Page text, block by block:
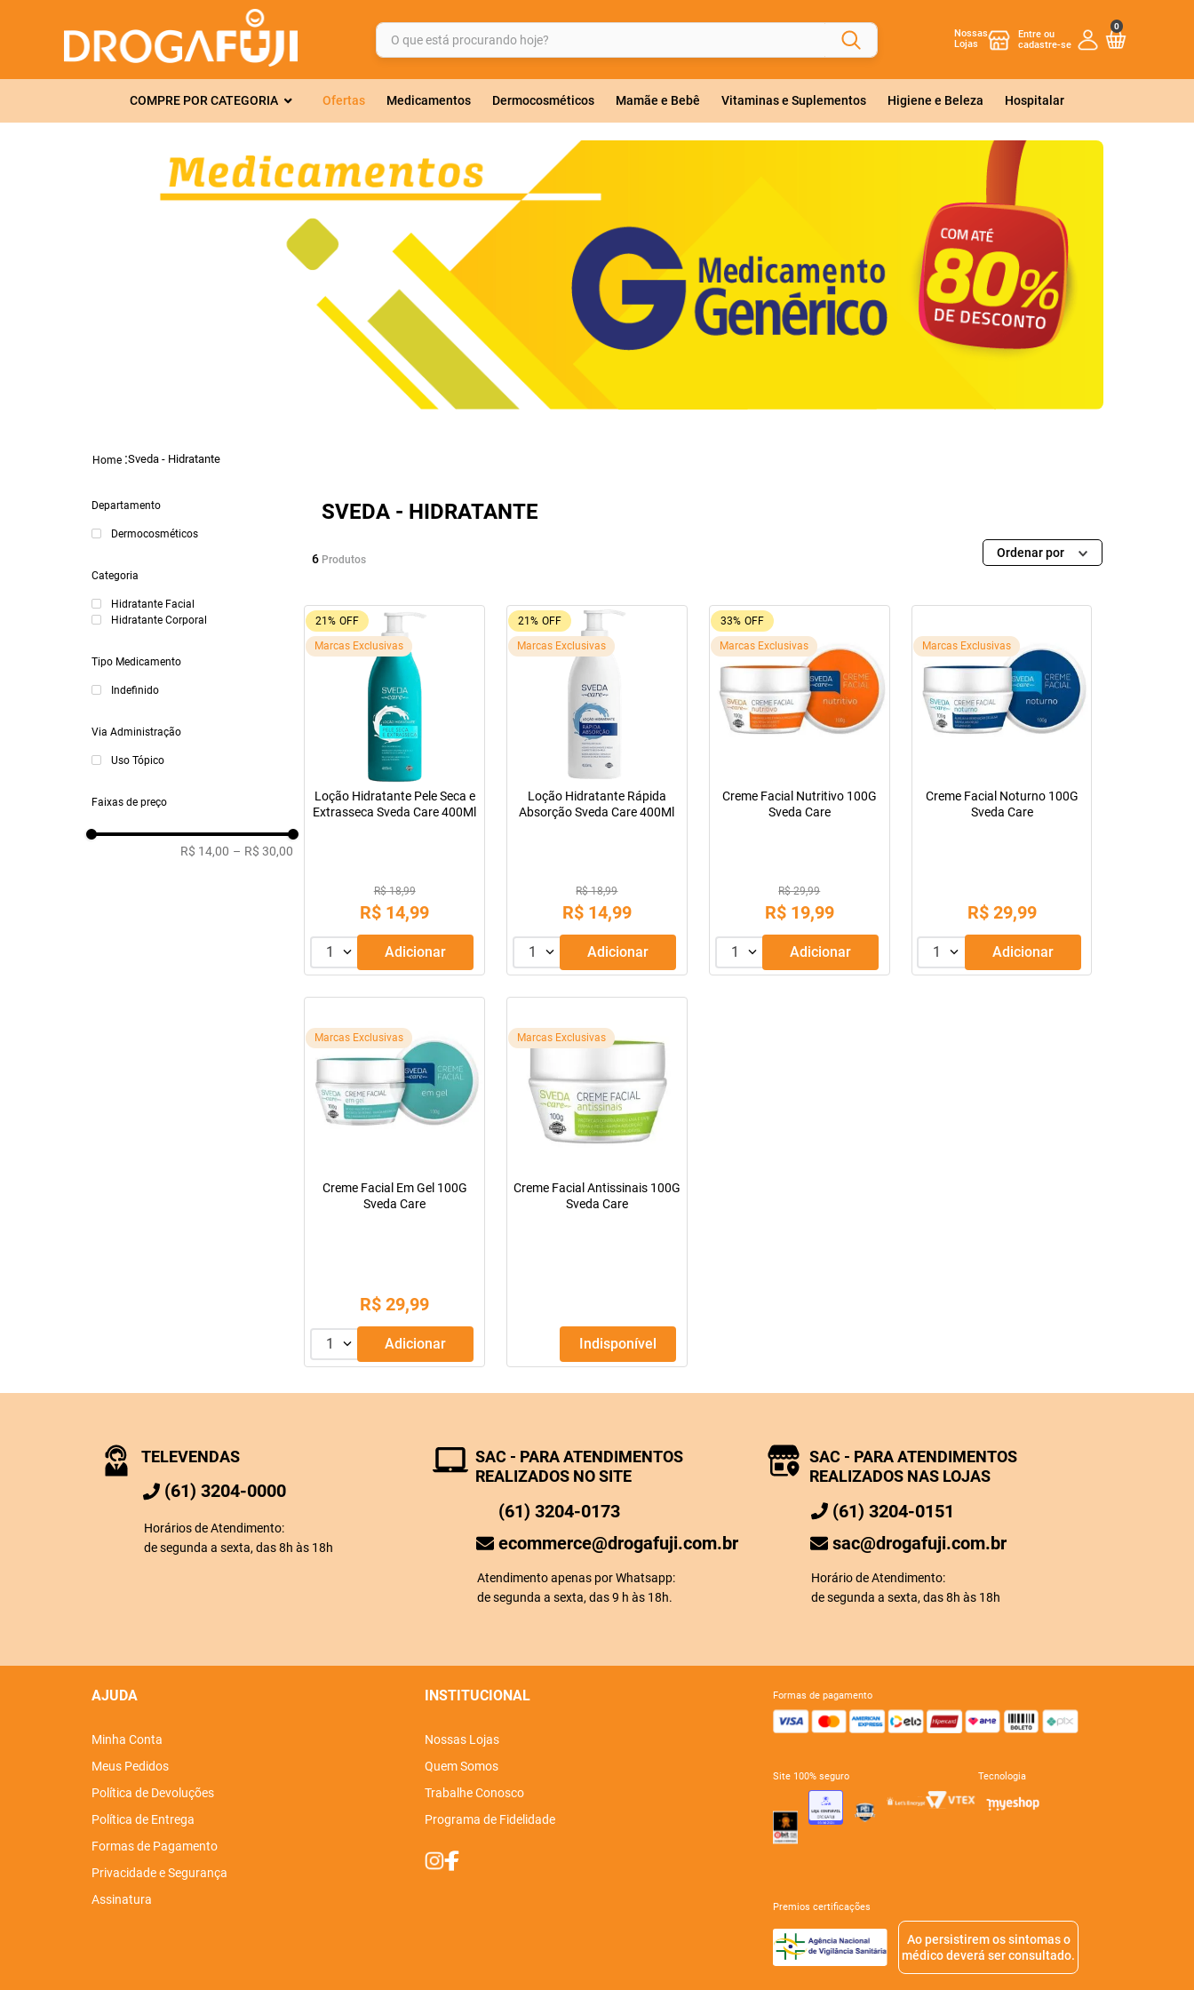
O que está procurando hoje?
Nossas
Lojas
0
COMPRE POR CATEGORIA Ofertas Medicamentos Dermocosméticos Mamãe e Bebê Vitaminas e Suplementos Higiene e Beleza Hospitalar
Sveda - Hidratante
Departamento
Dermocosméticos
Categoria
Hidratante Facial
Hidratante Corporal
Tipo Medicamento
Indefinido
Via Administração
Uso Tópico
Faixas de preço
R$ 14,00 – R$ 30,00
SVEDA - HIDRATANTE
6 Produtos Ordenar por
21% OFF
Marcas Exclusivas
Loção Hidratante Pele Seca e
Extrasseca Sveda Care 400Ml
R$ 18,99
R$ 14,99
1 Adicionar
21% OFF
Marcas Exclusivas
Loção Hidratante Rápida
Absorção Sveda Care 400Ml
R$ 18,99
R$ 14,99
1 Adicionar
33% OFF
Marcas Exclusivas
Creme Facial Nutritivo 100G
Sveda Care
R$ 29,99
R$ 19,99
1 Adicionar
Marcas Exclusivas
Creme Facial Noturno 100G
Sveda Care
R$ 29,99
1 Adicionar
Marcas Exclusivas
Creme Facial Em Gel 100G
Sveda Care
R$ 29,99
1 Adicionar
Marcas Exclusivas
Creme Facial Antissinais 100G
Sveda Care
Indisponível
TELEVENDAS
(61) 3204-0000
Horários de Atendimento:
de segunda a sexta, das 8h às 18h
SAC - PARA ATENDIMENTOS
REALIZADOS NO SITE
(61) 3204-0173
ecommerce@drogafuji.com.br
Atendimento apenas por Whatsapp:
de segunda a sexta, das 9 h às 18h.
SAC - PARA ATENDIMENTOS
REALIZADOS NAS LOJAS
(61) 3204-0151
sac@drogafuji.com.br
Horário de Atendimento:
de segunda a sexta, das 8h às 18h
AJUDA
Minha Conta
Meus Pedidos
Política de Devoluções
Política de Entrega
Formas de Pagamento
Privacidade e Segurança
Assinatura
INSTITUCIONAL
Nossas Lojas
Quem Somos
Trabalhe Conosco
Programa de Fidelidade
formas de pagamento
site 100% seguro tecnologia
premios certificações
Ao persistirem os sintomas o
médico deverá ser consultado.
TERMOS MAIS BUSCADOS
3º
mounjaro
4º
rosuvastatina 20mg
protetor solar
6º
dipirona
sveda
tadalafila
soro fisiológico